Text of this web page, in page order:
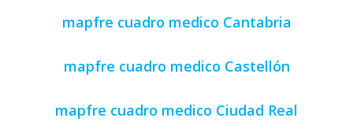
mapfre cuadro medico Cantabria
mapfre cuadro medico Castellón
mapfre cuadro medico Ciudad Real